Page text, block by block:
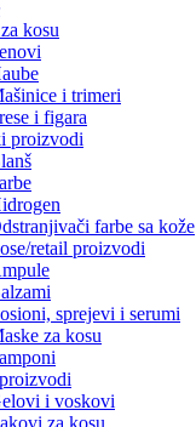
kosu
i trimeri
i figara
proizvodi
farbe sa kože
retail proizvodi
sprejevi i serumi
za kosu
i voskovi